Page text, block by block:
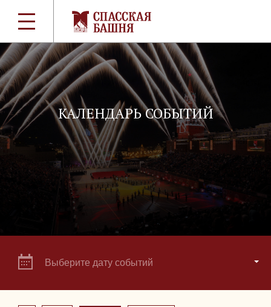
КАЛЕНДАРЬ СОБЫТИЙ
Выберите дату событий